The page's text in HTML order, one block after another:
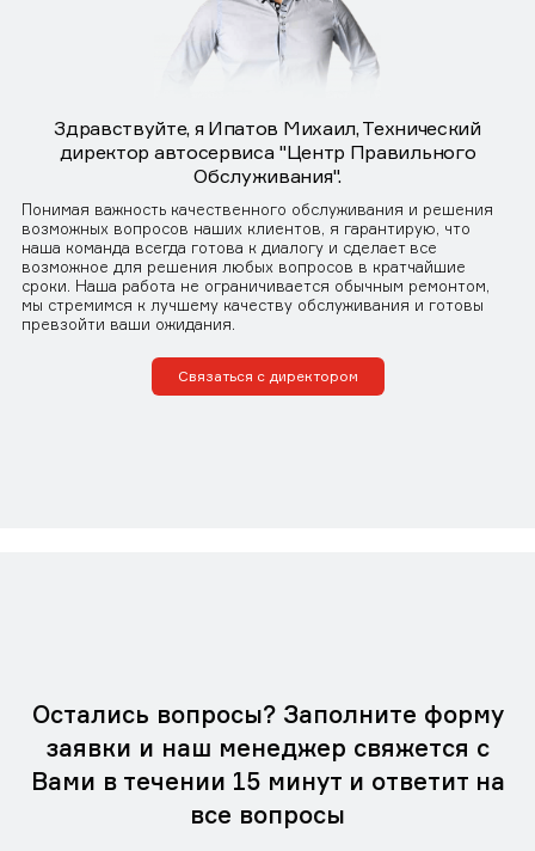
Здравствуйте, я Ипатов Михаил, Технический
директор автосервиса "Центр Правильного
Обслуживания".
Понимая важность качественного обслуживания и решения
возможных вопросов наших клиентов, я гарантирую, что
наша команда всегда готова к диалогу и сделает все
возможное для решения любых вопросов в кратчайшие
сроки. Наша работа не ограничивается обычным ремонтом,
мы стремимся к лучшему качеству обслуживания и готовы
превзойти ваши ожидания.
Связаться с директором
Остались вопросы? Заполните форму
заявки и наш менеджер свяжется с
Вами в течении 15 минут и ответит на
все вопросы